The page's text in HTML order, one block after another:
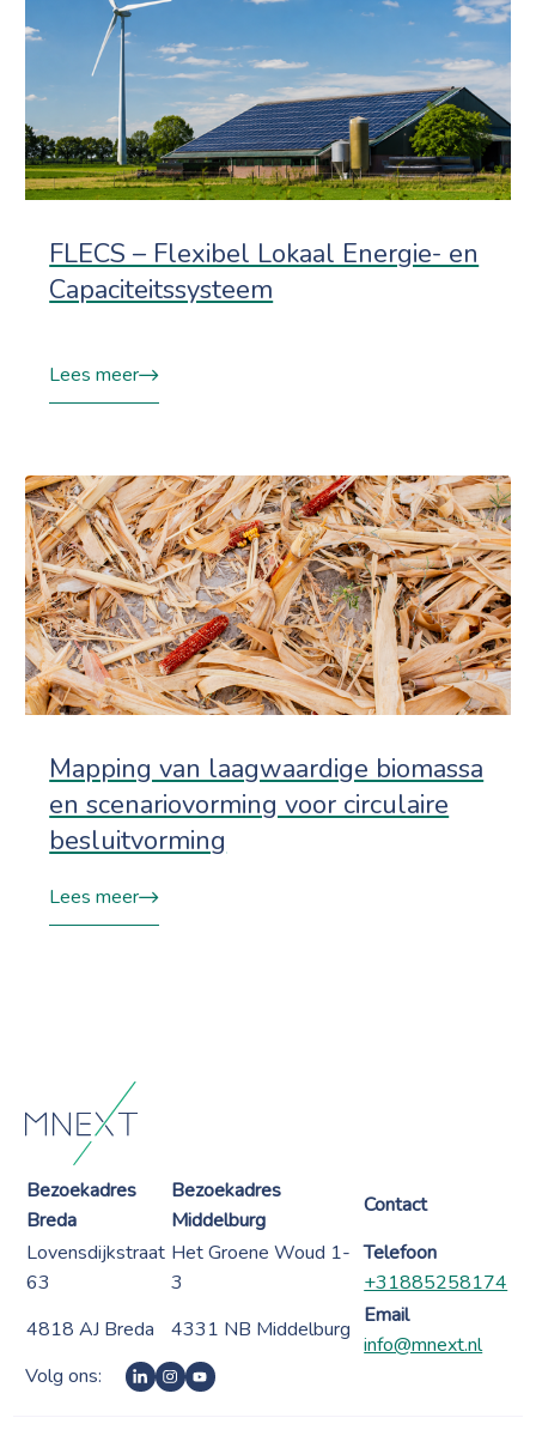
FLECS – Flexibel Lokaal Energie- en
Capaciteitssysteem
Lees meer
Mapping van laagwaardige biomassa
en scenariovorming voor circulaire
besluitvorming
Lees meer
Bezoekadres
Breda
Bezoekadres
Middelburg
Contact
Lovensdijkstraat
63
Het Groene Woud 1-
3
Telefoon
+31885258174
4818 AJ Breda
4331 NB Middelburg
Email
info@mnext.nl
Volg ons: